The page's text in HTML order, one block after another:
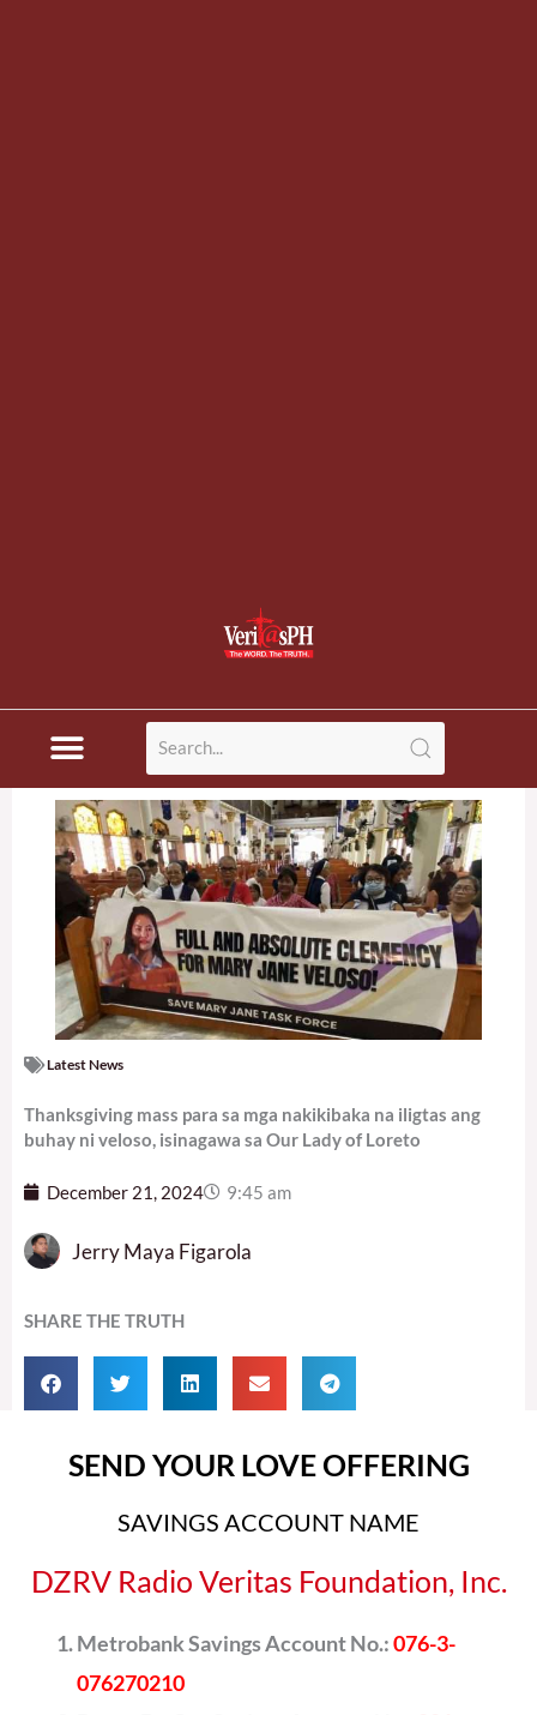
Latest News
Thanksgiving mass para sa mga nakikibaka na iligtas ang
buhay ni veloso, isinagawa sa Our Lady of Loreto
December 21, 2024 9:45 am
Jerry Maya Figarola
SHARE THE TRUTH
SEND YOUR LOVE OFFERING
SAVINGS ACCOUNT NAME
DZRV Radio Veritas Foundation, Inc.
Metrobank Savings Account No.:076-3-
076270210